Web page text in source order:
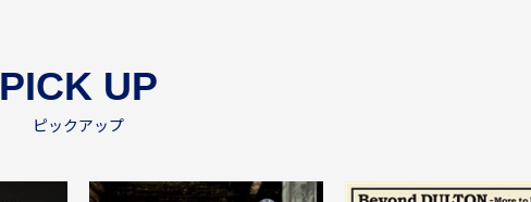
PICK UP
ピックアップ